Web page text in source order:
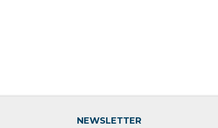
NEWSLETTER